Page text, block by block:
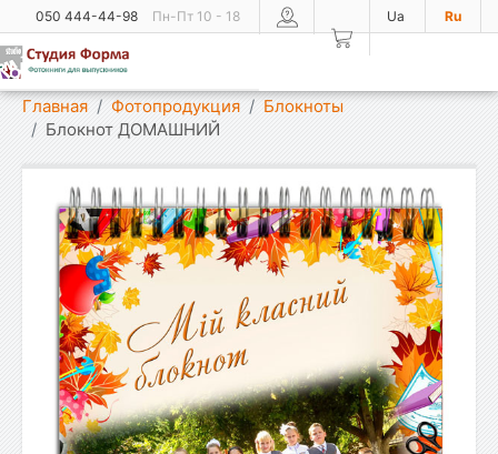
Ua Ru
050 444-44-98 Пн-Пт 10 - 18
Показать меню
Главная Фотопродукция
Блокноты
Блокнот ДОМАШНИЙ